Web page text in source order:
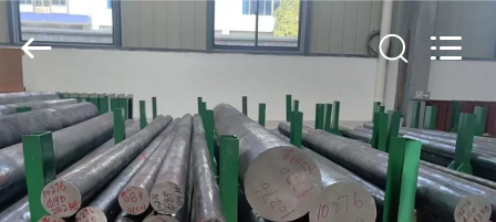
집
제
supplier.
Copyright
2018
2026
Wuxi
Guanglu
Special
Steel
Co.,
Ltd.
All
Rights
Reserved.